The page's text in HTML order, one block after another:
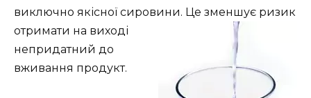
виключно якісної сировини. Це зменшує ризик
отримати на виході
непридатний до
вживання продукт.